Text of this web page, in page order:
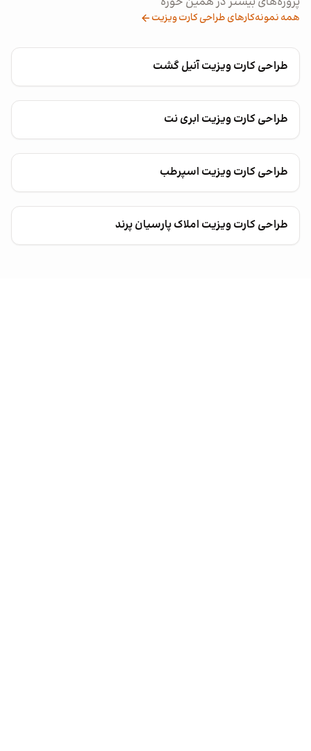
همه نمونه‌کارهای طراحی کارت ویزیت
طراحی کارت ویزیت آنیل گشت
طراحی کارت ویزیت ابری نت
طراحی کارت ویزیت اسپرطب
طراحی کارت ویزیت املاک پارسیان پرند